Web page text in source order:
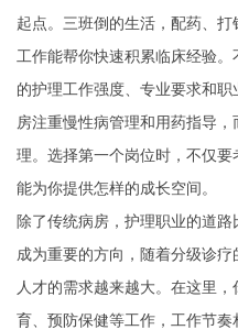
起点。三班倒的生活，配药、
工作能帮你快速积累临床经验
的护理工作强度、专业要求和
房注重慢性病管理和用药指导
理。选择第一个岗位时，不仅
能为你提供怎样的成长空间。
除了传统病房，护理职业的道
成为重要的方向，随着分级诊
人才的需求越来越大。在这里
育、预防保健等工作，工作节